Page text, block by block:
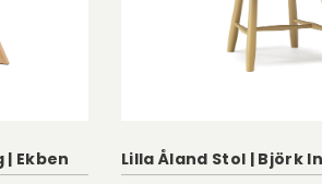
Ekben Lilla Åland Stol | Björk